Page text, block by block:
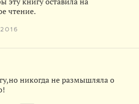
чтение.
никогда не размышляла о